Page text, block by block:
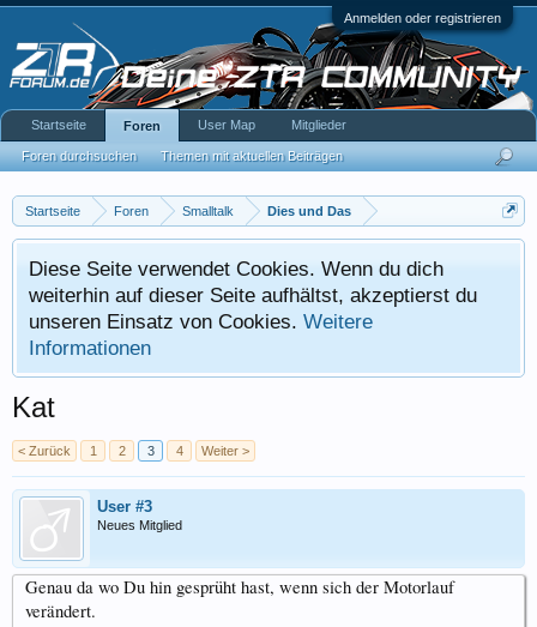
Anmelden oder registrieren
Startseite Foren Smalltalk Dies und Das
Diese Seite verwendet Cookies. Wenn du dich
weiterhin auf dieser Seite aufhältst, akzeptierst du
unseren Einsatz von Cookies. Weitere
Informationen
Kat
< Zurück 1 2 3 4 Weiter >
User #3
Neues Mitglied
Genau da wo Du hin gesprüht hast, wenn sich der Motorlauf
verändert.
Startseite Foren
Foren durchsuchen Themen mit aktuellen Beiträgen
User Map Mitglieder